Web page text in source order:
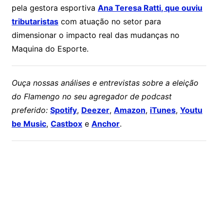
pela gestora esportiva Ana Teresa Ratti, que ouviu
tributaristascom atuação no setor para
dimensionar o impacto real das mudanças no
Maquina do Esporte.
Ouça nossas análises e entrevistas sobre a eleição
do Flamengo no seu agregador de podcast
preferido: Spotify, Deezer, Amazon, iTunes, Youtu
be Music, Castboxe Anchor.